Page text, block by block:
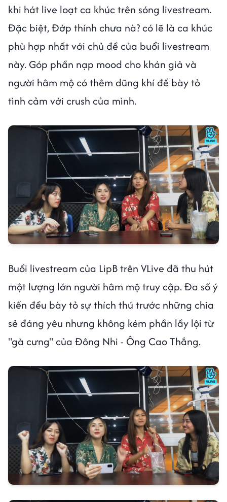
khi hát live loạt ca khúc trên sóng livestream.
Đặc biệt, Đớp thính chưa nà? có lẽ là ca khúc
phù hợp nhất với chủ đề của buổi livestream
này. Góp phần nạp mood cho khán giả và
người hâm mộ có thêm dũng khí để bày tỏ
tình cảm với crush của mình.
Buổi livestream của LipB trên VLive đã thu hút
một lượng lớn người hâm mộ truy cập. Đa số ý
kiến đều bày tỏ sự thích thú trước những chia
sẻ đáng yêu nhưng không kém phần lầy lội từ
"gà cưng" của Đông Nhi - Ông Cao Thắng.